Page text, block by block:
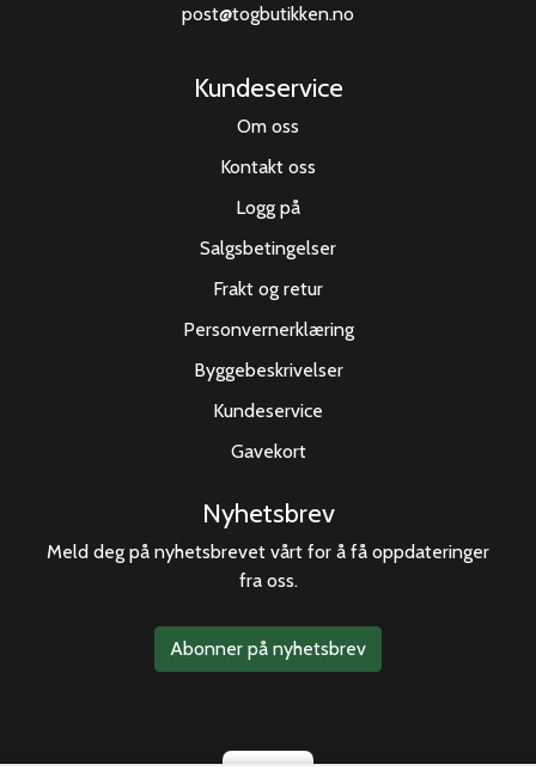
post@togbutikken.no
Kundeservice
Om oss
Kontakt oss
Logg på
Salgsbetingelser
Frakt og retur
Personvernerklæring
Byggebeskrivelser
Kundeservice
Gavekort
Nyhetsbrev
Meld deg på nyhetsbrevet vårt for å få oppdateringer
fra oss.
Abonner på nyhetsbrev